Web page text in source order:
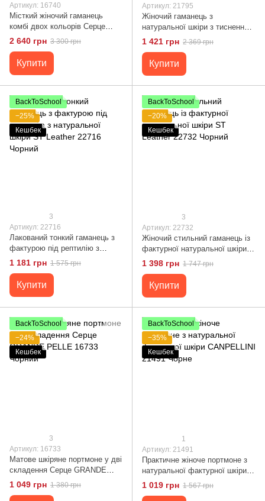
Артикул: 16740
Місткий жіночий гаманець
комбі двох кольорів Серце
GRANDE PELLE 16740 Жовто-
блакитний
2 640 грн 3 300 грн
Купити
Артикул: 21795
Жіночий гаманець з
натуральної шкіри з тисненням
під крокодила CANPELLINI
21795 Червоний
1 421 грн 2 369 грн
Купити
BackToSchool
−25%
Кешбек
3
Артикул: 22716
Лакований тонкий гаманець з
фактурою під рептилію з
натуральної шкіри ST Leather
22716 Чорний
1 181 грн 1 575 грн
Купити
BackToSchool
−20%
Кешбек
3
Артикул: 22732
Жіночий стильний гаманець із
фактурної натуральної шкіри
ST Leather 22732 Чорний
1 398 грн 1 747 грн
Купити
BackToSchool
−24%
Кешбек
3
Артикул: 16733
Матове шкіряне портмоне у дві
складення Серце GRANDE
PELLE 16733 Чорний
1 049 грн 1 380 грн
BackToSchool
−35%
Кешбек
1
Артикул: 21491
Практичне жіноче портмоне з
натуральної фактурної шкіри
CANPELLINI 21491 Чорне
1 019 грн 1 567 грн